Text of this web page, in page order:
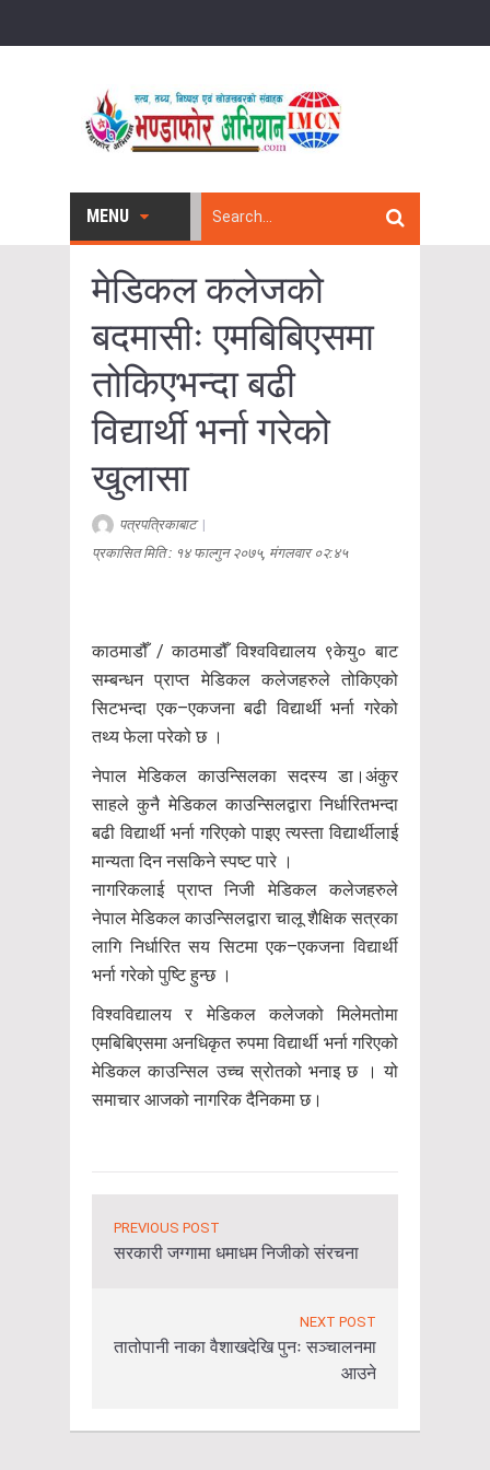
MENU
मेडिकल कलेजको
बदमासीः एमबिबिएसमा
तोकिएभन्दा बढी
विद्यार्थी भर्ना गरेको
खुलासा
पत्रपत्रिकाबाट|
प्रकासित मिति : १४ फाल्गुन २०७५, मंगलवार ०२:४५
काठमाडौँ / काठमाडौँ विश्वविद्यालय ९केयु० बाट
सम्बन्धन प्राप्त मेडिकल कलेजहरुले तोकिएको
सिटभन्दा एक–एकजना बढी विद्यार्थी भर्ना गरेको
तथ्य फेला परेको छ ।
नेपाल मेडिकल काउन्सिलका सदस्य डा।अंकुर
साहले कुनै मेडिकल काउन्सिलद्वारा निर्धारितभन्दा
बढी विद्यार्थी भर्ना गरिएको पाइए त्यस्ता विद्यार्थीलाई
मान्यता दिन नसकिने स्पष्ट पारे ।
नागरिकलाई प्राप्त निजी मेडिकल कलेजहरुले
नेपाल मेडिकल काउन्सिलद्वारा चालू शैक्षिक सत्रका
लागि निर्धारित सय सिटमा एक–एकजना विद्यार्थी
भर्ना गरेको पुष्टि हुन्छ ।
विश्वविद्यालय र मेडिकल कलेजको मिलेमतोमा
एमबिबिएसमा अनधिकृत रुपमा विद्यार्थी भर्ना गरिएको
मेडिकल काउन्सिल उच्च स्रोतको भनाइ छ । यो
समाचार आजको नागरिक दैनिकमा छ।
PREVIOUS POST
सरकारी जग्गामा धमाधम निजीको संरचना
NEXT POST
तातोपानी नाका वैशाखदेखि पुनः सञ्चालनमा
आउने